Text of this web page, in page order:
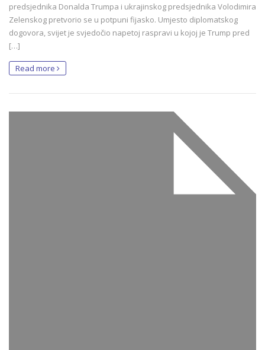
predsjednika Donalda Trumpa i ukrajinskog predsjednika Volodimira
Zelenskog pretvorio se u potpuni fijasko. Umjesto diplomatskog
dogovora, svijet je svjedočio napetoj raspravi u kojoj je Trump pred
[…]
Read more